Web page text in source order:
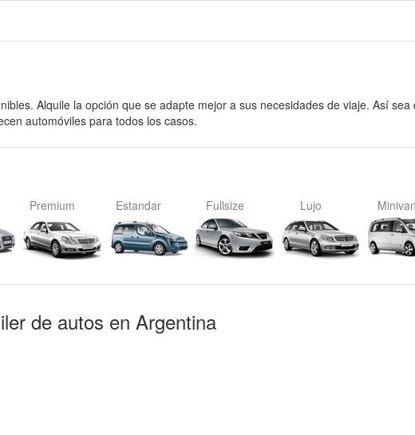
Alquile la opción que se adapte mejor a sus necesidades de viaje. Así
automóviles para todos los casos.
Premium Estandar Fullsize Lujo Minivan
de autos en Argentina